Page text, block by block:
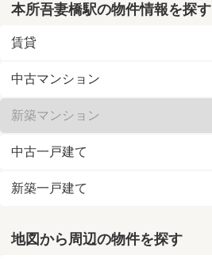
本所吾妻橋駅の物件情報を探す
賃貸
中古マンション
新築マンション
中古一戸建て
新築一戸建て
地図から周辺の物件を探す